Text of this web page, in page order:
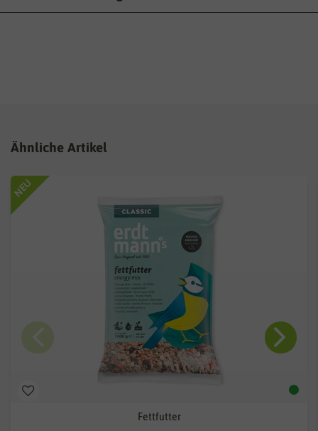
Ähnliche Artikel
NEU
Fettfutter